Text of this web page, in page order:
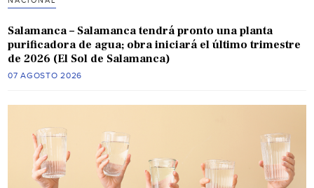
Salamanca – Salamanca tendrá pronto una planta
purificadora de agua; obra iniciará el último trimestre
de 2026 (El Sol de Salamanca)
07 AGOSTO 2026